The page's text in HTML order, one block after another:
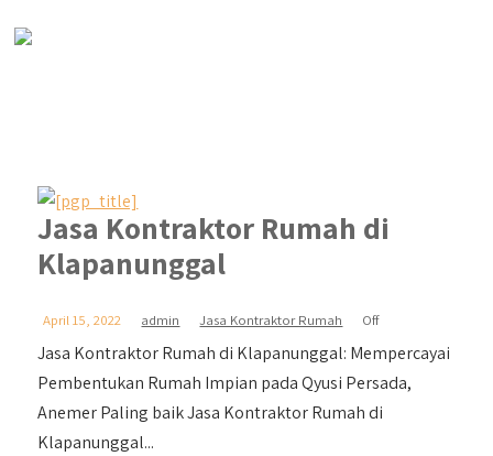
Jasa Kontraktor Rumah di
Klapanunggal
April 15, 2022 admin Jasa Kontraktor Rumah Off
Jasa Kontraktor Rumah di Klapanunggal: Mempercayai
Pembentukan Rumah Impian pada Qyusi Persada,
Anemer Paling baik Jasa Kontraktor Rumah di
Klapanunggal...